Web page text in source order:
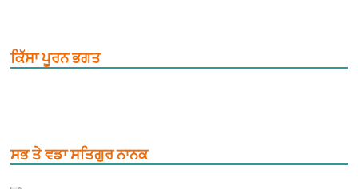
ਕਿੱਸਾ ਪੂਰਨ ਭਗਤ
ਸਭ ਤੇ ਵਡਾ ਸਤਿਗੁਰ ਨਾਨਕ